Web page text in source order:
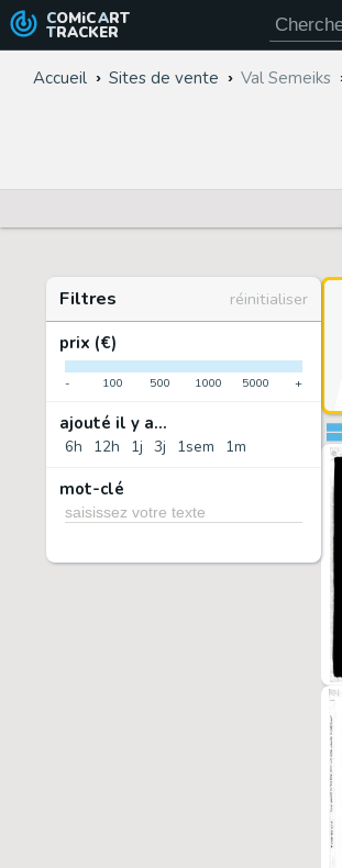
COMiC ART
TRACKER
Accueil Sites de vente Val Semeiks
Filtres
réinitialiser
prix (€)
- 100 500 1000 5000 +
ajouté il y a...
6h 12h 1j 3j 1sem 1m
mot-clé